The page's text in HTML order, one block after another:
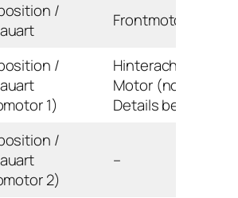
/
Frontmotor / Reihe
/
1)
Hinterachse / E-
Motor (noch keine
Details bekannt)
/
2)
–